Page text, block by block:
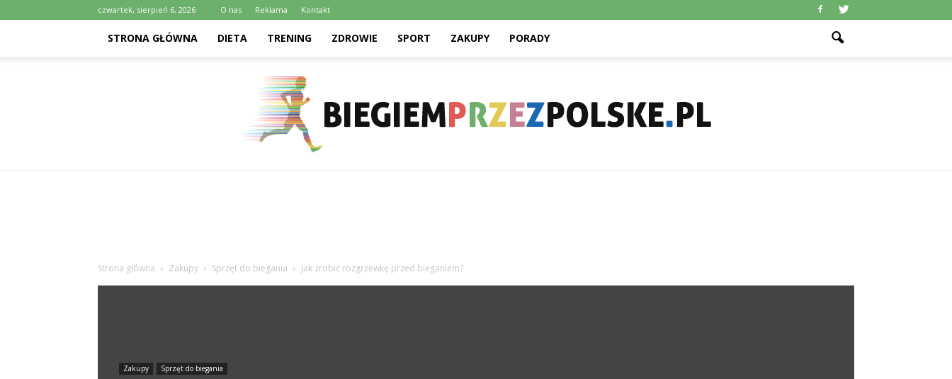
czwartek, sierpień 6, 2026 O nas Reklama Kontakt
STRONA GŁÓWNA DIETA TRENING ZDROWIE SPORT ZAKUPY PORADY
Strona główna Zakupy Sprzęt do biegania Jak zrobić rozgrzewkę przed bieganiem?
Zakupy Sprzęt do biegania